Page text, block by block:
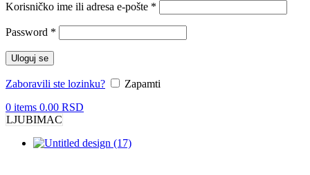
Korisničko ime ili adresa e-pošte *
Password *
Uloguj se
Zaboravili ste lozinku?
Zapamti
0 items 0.00 RSD
LJUBIMAC